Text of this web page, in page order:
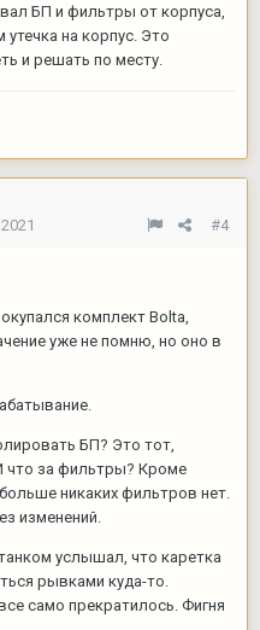
БП и фильтры от корпуса,
на корпус. Это
и решать по месту.
#4
комплект Bolta,
уже не помню, но оно в
БП? Это тот,
что за фильтры? Кроме
никаких фильтров нет.
изменений.
услышал, что каретка
рывками куда-то.
само прекратилось. Фигня